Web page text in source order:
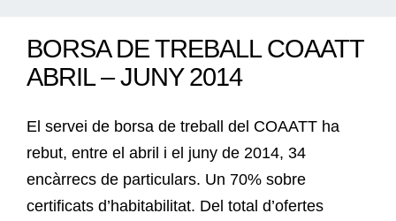
BORSA DE TREBALL COAATT
ABRIL – JUNY 2014
El servei de borsa de treball del COAATT ha
rebut, entre el abril i el juny de 2014, 34
encàrrecs de particulars. Un 70% sobre
certificats d’habitabilitat. Del total d’ofertes